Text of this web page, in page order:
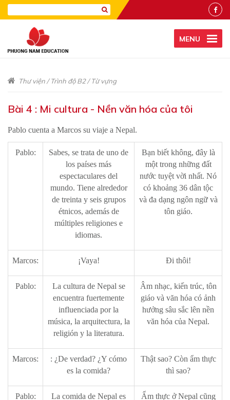
MENU
Thư viện/Trình độ B2/Từ vựng
Bài 4 : Mi cultura - Nền văn hóa của tôi
Pablo cuenta a Marcos su viaje a Nepal.
Pablo:
Sabes, se trata de uno de
los países más
espectaculares del
mundo. Tiene alrededor
de treinta y seis grupos
étnicos, además de
múltiples religiones e
idiomas.
Bạn biết không, đây là
một trong những đất
nước tuyệt vời nhất. Nó
có khoảng 36 dân tộc
và đa dạng ngôn ngữ và
tôn giáo.
Marcos: ¡Vaya! Đi thôi!
Pablo:
La cultura de Nepal se
encuentra fuertemente
influenciada por la
música, la arquitectura, la
religión y la literatura.
Âm nhạc, kiến trúc, tôn
giáo và văn hóa có ảnh
hưởng sâu sắc lên nền
văn hóa của Nepal.
Marcos:
: ¿De verdad? ¿Y cómo
es la comida?
Thật sao? Còn ẩm thực
thì sao?
Pablo:
La comida de Nepal es
Ẩm thực ở Nepal cũng